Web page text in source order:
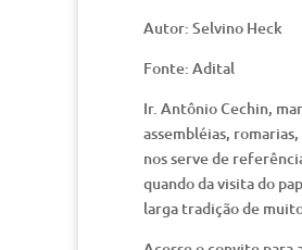
Autor: Selvino Heck
Fonte: Adital
Ir. Antônio Cechin,
assembléias,
nos serve de
quando da visita do
larga tradição de